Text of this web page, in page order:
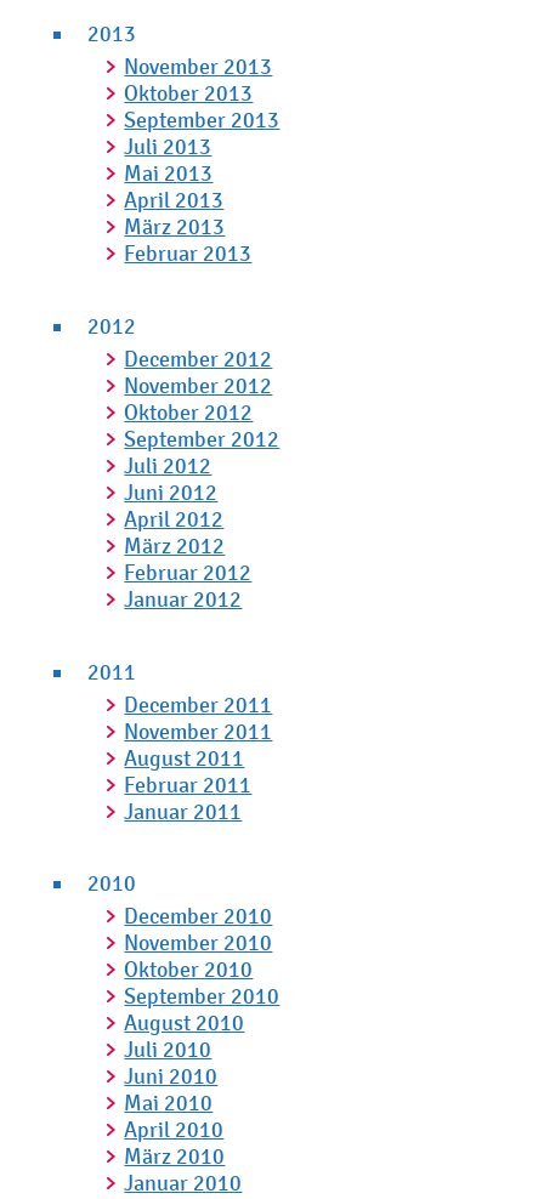
2013
November 2013
Oktober 2013
September 2013
Juli 2013
Mai 2013
April 2013
März 2013
Februar 2013
2012
December 2012
November 2012
Oktober 2012
September 2012
Juli 2012
Juni 2012
April 2012
März 2012
Februar 2012
Januar 2012
2011
December 2011
November 2011
August 2011
Februar 2011
Januar 2011
2010
December 2010
November 2010
Oktober 2010
September 2010
August 2010
Juli 2010
Juni 2010
Mai 2010
April 2010
März 2010
Januar 2010